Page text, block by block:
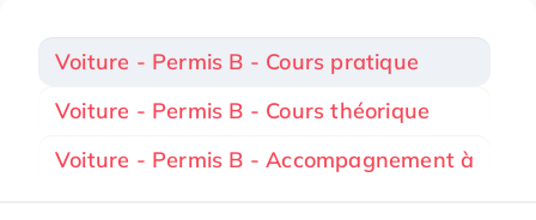
Voiture - Permis B - Cours pratique
Voiture - Permis B - Cours théorique
Voiture - Permis B - Accompagnement à